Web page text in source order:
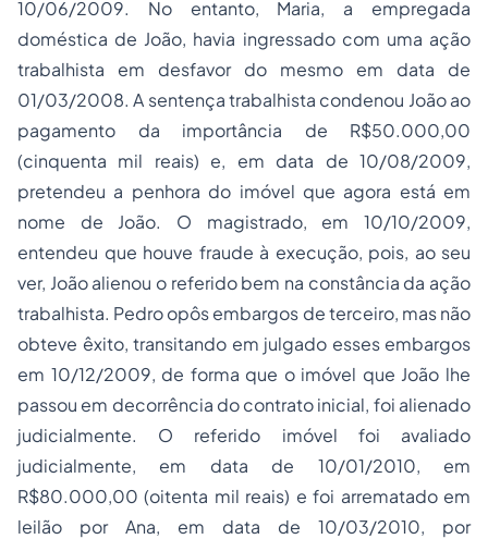
10/06/2009. No entanto, Maria, a empregada
doméstica de João, havia ingressado com uma ação
trabalhista em desfavor do mesmo em data de
01/03/2008. A sentença trabalhista condenou João ao
pagamento da importância de R$50.000,00
(cinquenta mil reais) e, em data de 10/08­/2009,
pretendeu a penhora do imóvel que agora está em
nome de João. O magistrado, em 10/10/2009,
entendeu que houve fraude à execução, pois, ao seu
ver, João alienou o referido bem na constância da ação
trabalhista. Pedro opôs embargos de terceiro, mas não
obteve êxito, transitando em julgado esses embargos
em 10/12/2009, de forma que o imóvel que João lhe
passou em decorrência do contrato inicial, foi alienado
judicialmente. O referido imóvel foi avaliado
judicialmente, em data de 10/01/2010, em
R$80.000,00 (oitenta mil reais) e foi arrematado em
leilão por Ana, em data de 10/03/2010, por